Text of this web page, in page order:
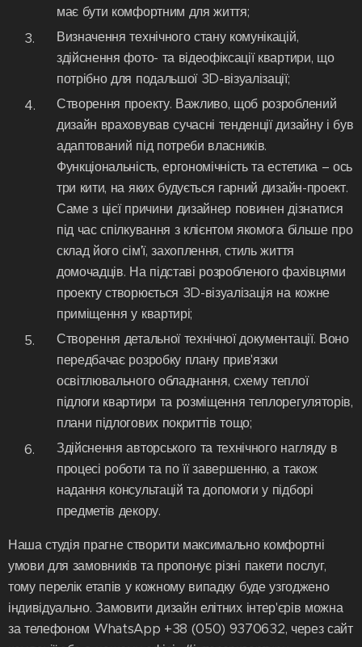
має бути комфортним для життя;
Визначення технічного стану комунікацій,
здійснення фото- та відеофіксації квартири, що
потрібно для подальшої 3D-візуалізації;
Створення проекту. Важливо, щоб розроблений
дизайн враховував сучасні тенденції дизайну і був
адаптований під потреби власників.
Функціональність, ергономічність та естетика – ось
три кити, на яких будується гарний дизайн-проект.
Саме з цієї причини дизайнер повинен дізнатися
під час спілкування з клієнтом якомога більше про
склад його сім'ї, захоплення, стиль життя
домочадців. На підставі розробленого фахівцями
проекту створюється 3D-візуалізація на кожне
приміщення у квартирі;
Створення детальної технічної документації. Воно
передбачає розробку плану прив'язки
освітлювального обладнання, схему теплої
підлоги квартири та розміщення теплорегуляторів,
плани підлогових покриттів тощо;
Здійснення авторського та технічного нагляду в
процесі роботи та по її завершенню, а також
надання консультацій та допомоги у підборі
предметів декору.
Наша студія прагне створити максимально комфортні
умови для замовників та пропонує різні пакети послуг,
тому перелік етапів у кожному випадку буде узгоджено
індивідуально. Замовити дизайн елітних інтер'єрів можна
за телефоном WhatsApp +38 (050) 9370632, через сайт